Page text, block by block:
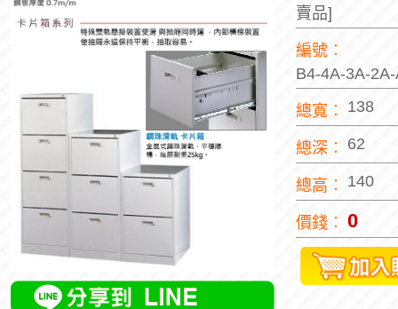
賣品]
編號︰
B4-4A-3A-
總寬︰ 138
總深︰ 62
總高︰ 140
價錢︰ 0